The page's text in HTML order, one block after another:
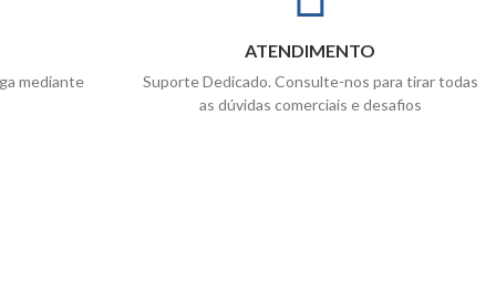
mediante
ATENDIMENTO
Suporte Dedicado. Consulte-nos para tirar todas
as dúvidas comerciais e desafios